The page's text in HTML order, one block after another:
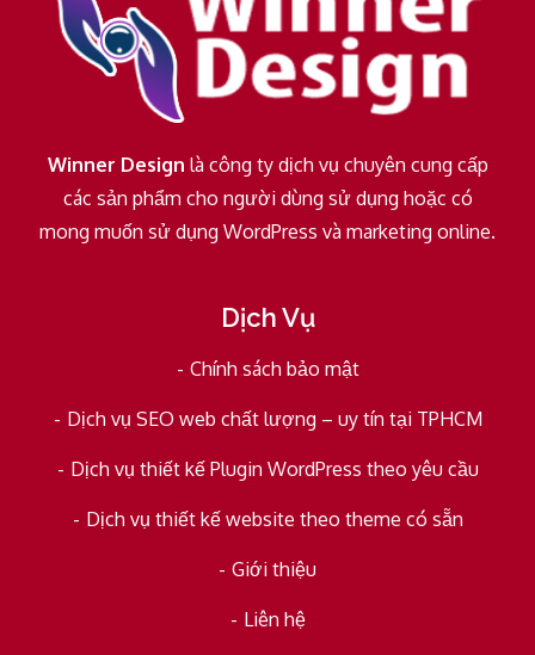
Winner Design là công ty dịch vụ chuyên cung cấp
các sản phẩm cho người dùng sử dụng hoặc có
mong muốn sử dụng WordPress và marketing online.
Dịch Vụ
Chính sách bảo mật
Dịch vụ SEO web chất lượng – uy tín tại TPHCM
Dịch vụ thiết kế Plugin WordPress theo yêu cầu
Dịch vụ thiết kế website theo theme có sẵn
Giới thiệu
Liên hệ